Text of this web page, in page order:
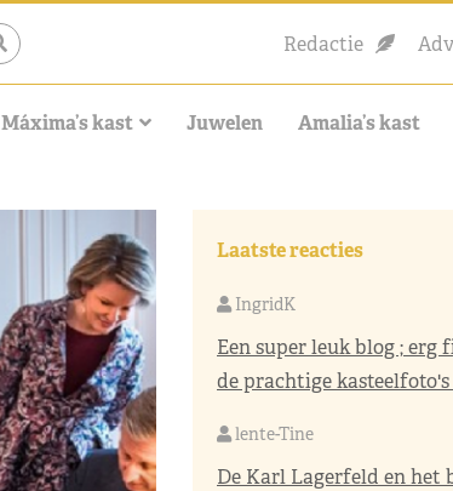
Redactie
Máxima’s kast Juwelen Amalia’s kast
Laatste reacties
IngridK
Een super leuk blog ; erg
de prachtige
lente-Tine
De Karl Lagerfeld en